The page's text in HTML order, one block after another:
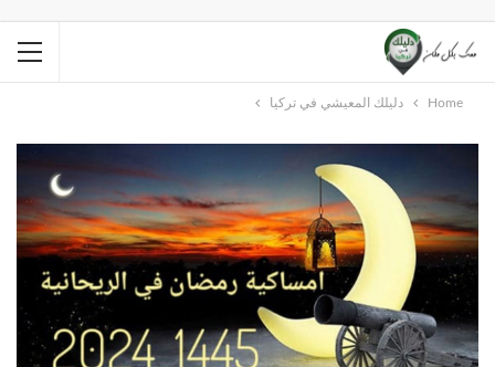
Home دليلك المعيشي في تركيا